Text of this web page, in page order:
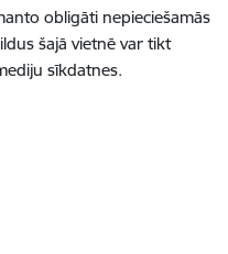
obligāti nepieciešamās
šajā vietnē var tikt
sīkdatnes.